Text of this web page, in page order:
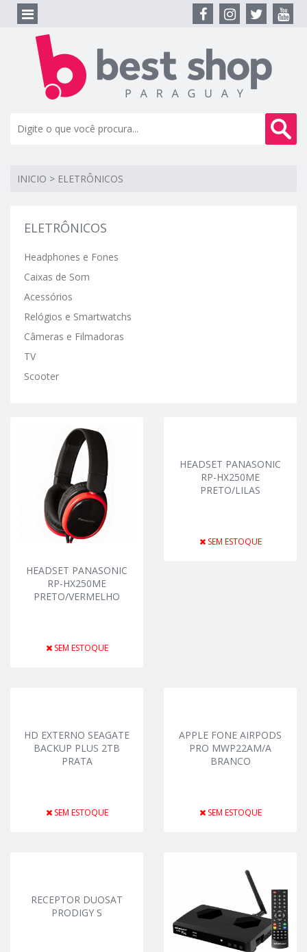
INICIO > ELETRÔNICOS
ELETRÔNICOS
Headphones e Fones
Caixas de Som
Acessórios
Relógios e Smartwatchs
Câmeras e Filmadoras
TV
Scooter
HEADSET PANASONIC
RP-HX250ME
PRETO/VERMELHO
SEM ESTOQUE
HEADSET PANASONIC
RP-HX250ME
PRETO/LILAS
SEM ESTOQUE
HD EXTERNO SEAGATE
BACKUP PLUS 2TB
PRATA
SEM ESTOQUE
APPLE FONE AIRPODS
PRO MWP22AM/A
BRANCO
SEM ESTOQUE
RECEPTOR DUOSAT
PRODIGY S